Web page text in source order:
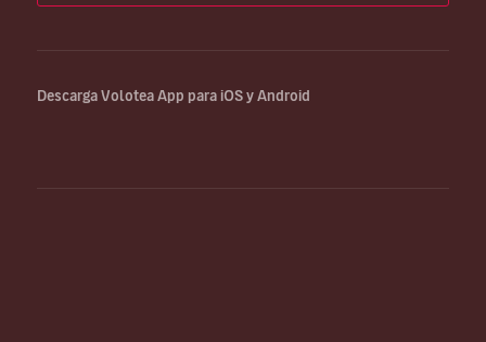
Descarga Volotea App para iOS y Android